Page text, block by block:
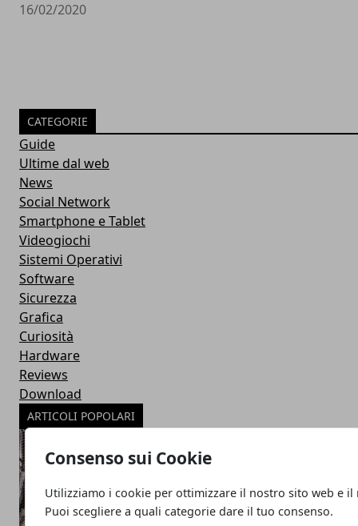
Consenso sui Cookie
Utilizziamo i cookie per ottimizzare il nostro sito web e il
Puoi scegliere a quali categorie dare il tuo consenso.
16/02/2020
CATEGORIE
Guide
Ultime dal web
News
Social Network
Smartphone e Tablet
Videogiochi
Sistemi Operativi
Software
Sicurezza
Grafica
Curiosità
Hardware
Reviews
Download
ARTICOLI POPOLARI